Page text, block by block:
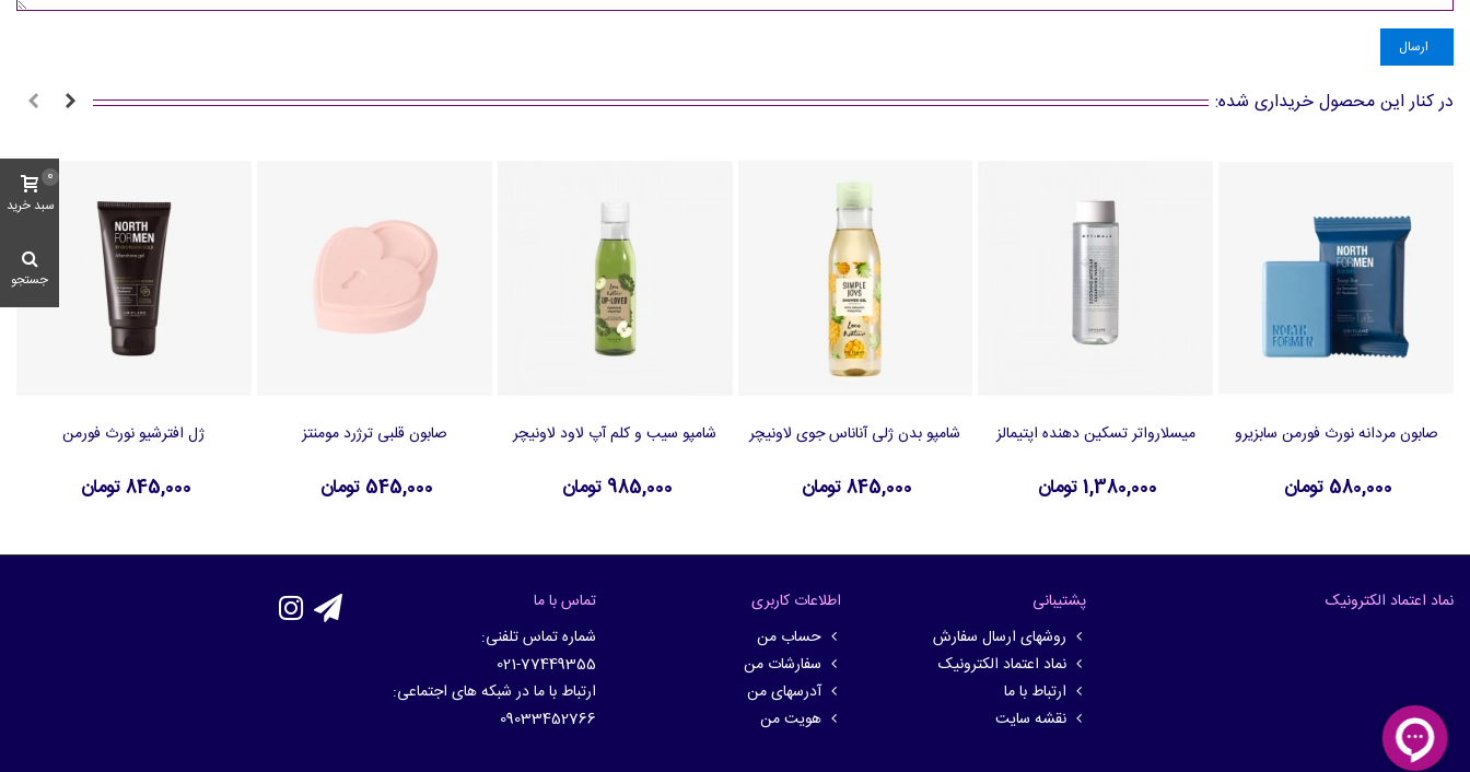
ارسال
در کنار این محصول خریداری شده:
افزودن به سبد خرید
صابون مردانه نورث فورمن سابزیرو
580,000 تومان
افزودن به سبد خرید
میسلارواتر تسکین دهنده اپتیمالز
1,380,000 تومان
افزودن به سبد خرید
شامپو بدن ژلی آناناس جوی لاونیچر
845,000 تومان
افزودن به سبد خرید
شامپو سیب و کلم آپ لاود لاونیچر
985,000 تومان
افزودن به سبد خرید
صابون قلبی ترژرد مومنتز
545,000 تومان
افزودن به سبد خرید
ژل افترشیو نورث فورمن
845,000 تومان
نماد اعتماد الکترونیک
پشتیبانی
روشهای ارسال سفارش
نماد اعتماد الکترونیک
ارتباط با ما
نقشه سایت
اطلاعات کاربری
حساب من
سفارشات من
آدرسهای من
هویت من
تماس با ما
شماره تماس تلفنی:
021-77449355
ارتباط با ما در شبکه های اجتماعی:
09033452766
سبد خرید
0
جستجو